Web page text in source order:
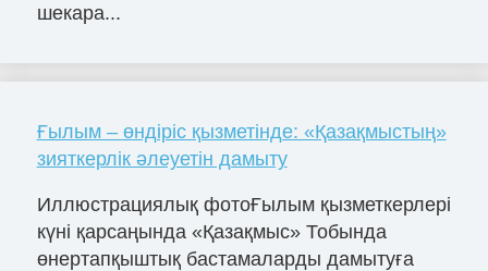
шекара...
Ғылым – өндіріс қызметінде: «Қазақмыстың»
зияткерлік әлеуетін дамыту
Иллюстрациялық фотоҒылым қызметкерлері
күні қарсаңында «Қазақмыс» Тобында
өнертапқыштық бастамаларды дамытуға